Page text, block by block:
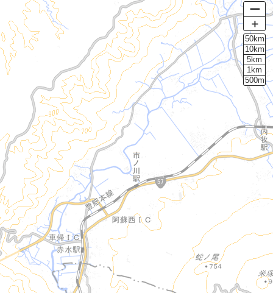
ー
＋
50km
10km
5km
1km
500m